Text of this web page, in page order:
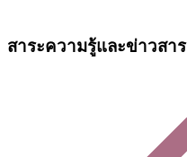
สาระความรู้และข่าวสาร